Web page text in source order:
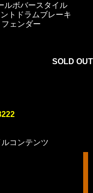
ルボバースタイル
トドラムブレーキ
ェンダー
SOLD OUT
コンテンツ